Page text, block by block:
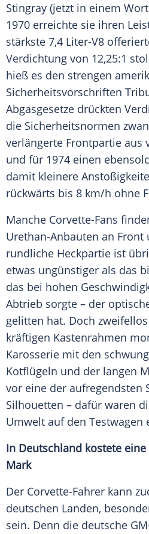
Stingray (jetzt in einem
1970 erreichte sie ihren
stärkste 7,4 Liter-V8
Verdichtung von 12,25:1
hieß es den strengen
Sicherheitsvorschriften
Abgasgesetze drückten
die Sicherheitsnormen
verlängerte Frontpartie aus
und für 1974 einen
damit kleinere
rückwärts bis 8 km/h ohne
Manche Corvette-Fans
Urethan-Anbauten an Front
rundliche Heckpartie ist
etwas ungünstiger als das
das bei hohen
Abtrieb sorgte – der
gelitten hat. Doch
kräftigen Kastenrahmen
Karosserie mit den
Kotflügeln und der langen
vor eine der aufregendsten
Silhouetten – dafür waren
Umwelt auf den Testwagen
In Deutschland kostete eine
Mark
Der Corvette-Fahrer kann
deutschen Landen,
sein. Denn die deutsche